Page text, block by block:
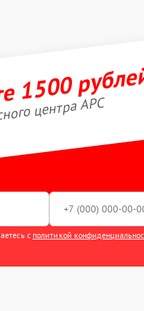
1500
центра APC
с политикой